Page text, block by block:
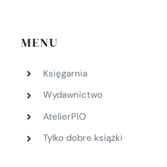
MENU
Księgarnia
Wydawnictwo
AtelierPIO
Tylko dobre książki